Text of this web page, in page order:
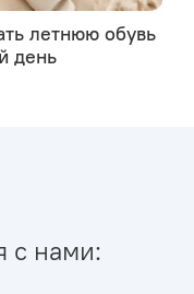
летнюю обувь
день
с нами: